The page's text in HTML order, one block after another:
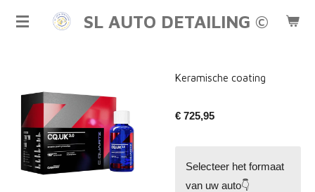
Ga
hoofdinhoud
SL AUTO DETAILING ©
Keramische coating
€ 725,95
Selecteer het formaat
van uw auto👇